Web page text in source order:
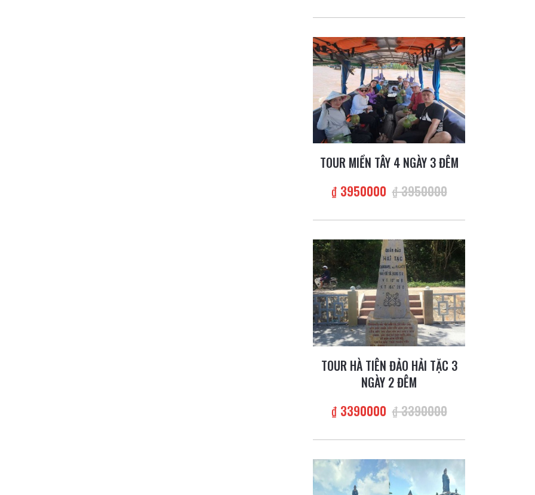
TOUR MIỀN TÂY 4 NGÀY 3 ĐÊM
₫ 3950000 ₫ 3950000
TOUR HÀ TIÊN ĐẢO HẢI TẶC 3
NGÀY 2 ĐÊM
₫ 3390000 ₫ 3390000